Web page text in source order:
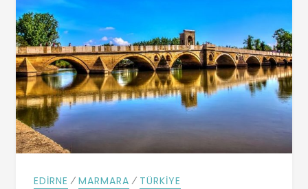
EDIRNE ⁄ MARMARA ⁄ TÜRKIYE